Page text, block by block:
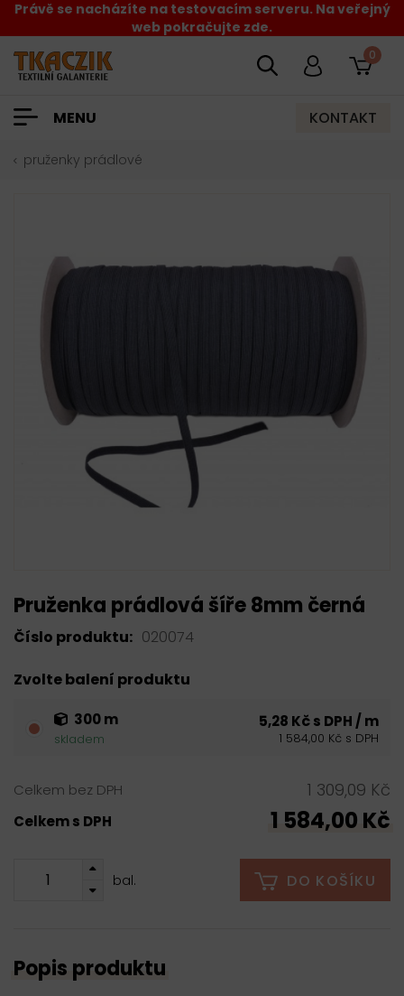
Právě se nacházíte na testovacím serveru. Na veřejný
web pokračujte zde.
0
MENU KONTAKT
pruženky prádlové
Pruženka prádlová šíře 8mm černá
Číslo produktu: 020074
Zvolte balení produktu
300 m
skladem
5,28 Kč s DPH / m
1 584,00 Kč s DPH
Celkem bez DPH 1 309,09 Kč
Celkem s DPH 1 584,00 Kč
bal. DO KOŠÍKU
Popis produktu